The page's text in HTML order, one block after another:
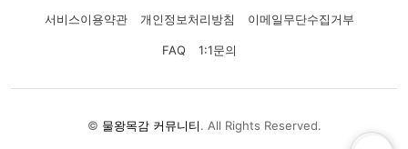
서비스이용약관 개인정보처리방침 이메일무단수집거부
FAQ 1:1문의
© 물왕목감 커뮤니티. All Rights Reserved.